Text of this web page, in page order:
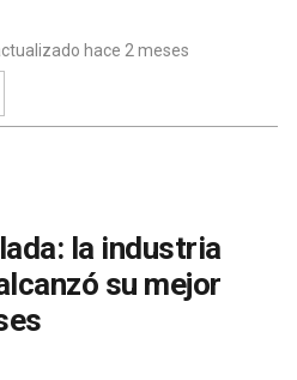
hace 2 meses
la industria
su mejor